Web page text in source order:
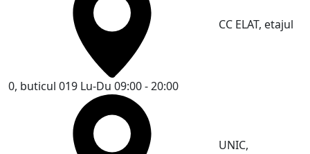
CC ELAT, etajul
0, buticul 019 Lu-Du 09:00 - 20:00
UNIC,